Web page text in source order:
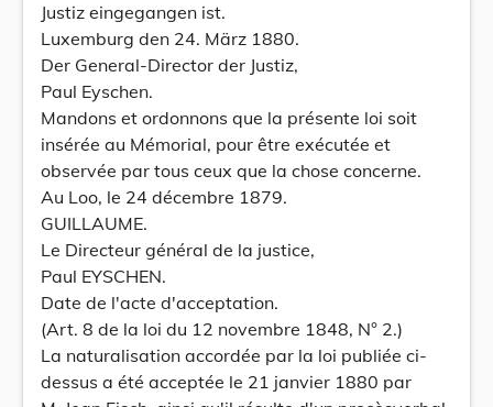
Justiz eingegangen ist.
Luxemburg den 24. März 1880.
Der General-Director der Justiz,
Paul Eyschen.
Mandons et ordonnons que la présente loi soit
insérée au Mémorial, pour être exécutée et
observée par tous ceux que la chose concerne.
Au Loo, le 24 décembre 1879.
GUILLAUME.
Le Directeur général de la justice,
Paul EYSCHEN.
Date de l'acte d'acceptation.
(Art. 8 de la loi du 12 novembre 1848, N° 2.)
La naturalisation accordée par la loi publiée ci-
dessus a été acceptée le 21 janvier 1880 par